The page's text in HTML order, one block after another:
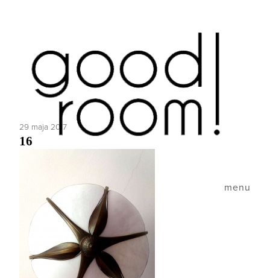
menu
29 maja 2017
16